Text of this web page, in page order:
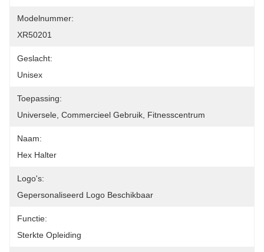
Modelnummer:
XR50201
Geslacht:
Unisex
Toepassing:
Universele, Commercieel Gebruik, Fitnesscentrum
Naam:
Hex Halter
Logo's:
Gepersonaliseerd Logo Beschikbaar
Functie:
Sterkte Opleiding